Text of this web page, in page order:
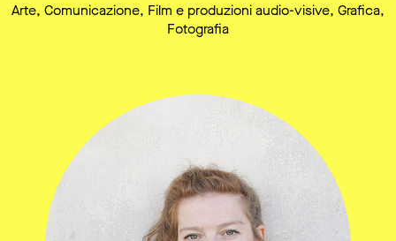
Arte, Comunicazione, Film e produzioni audio-visive, Grafica,
Fotografia